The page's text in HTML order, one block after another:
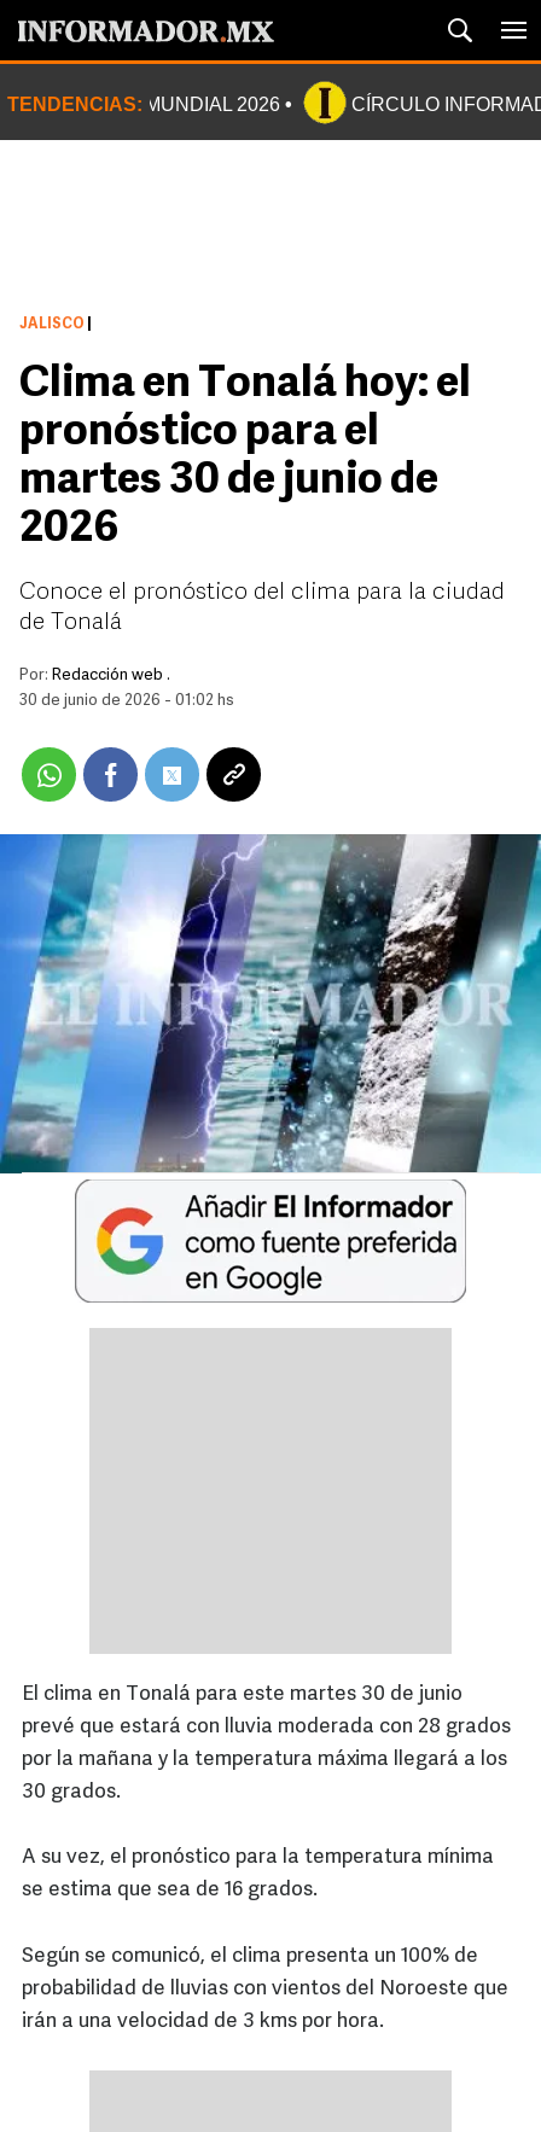
TENDENCIAS: MUNDIAL 2026 CÍRCULO
JALISCO
Clima en Tonalá hoy: el
pronóstico para el
martes 30 de junio de
2026
Conoce el pronóstico del clima para la ciudad
de Tonalá
Por: Redacción web .
30 de junio de 2026 - 01:02 hs
El clima en Tonalá para este martes 30 de junio
prevé que estará con lluvia moderada con 28 grados
por la mañana y la temperatura máxima llegará a los
30 grados.
A su vez, el pronóstico para la temperatura mínima
se estima que sea de 16 grados.
Según se comunicó, el clima presenta un 100% de
probabilidad de lluvias con vientos del Noroeste que
irán a una velocidad de 3 kms por hora.